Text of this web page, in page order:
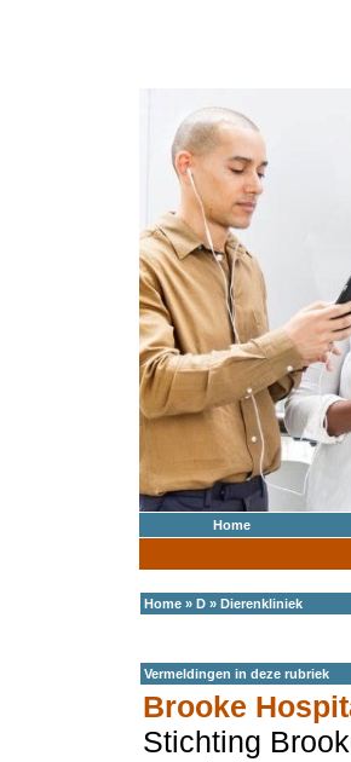
Home
Home » D » Dierenkliniek
Vermeldingen in deze rubriek
Brooke
Stichting